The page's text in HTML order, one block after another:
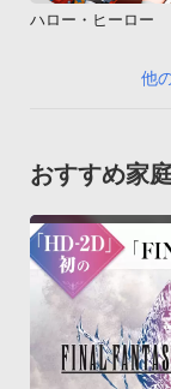
ハロー・ヒーロー
他
おすすめ家